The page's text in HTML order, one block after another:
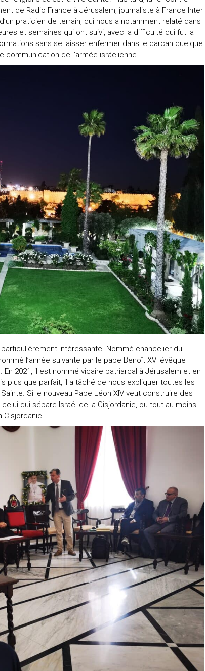
de Radio France à Jérusalem, journaliste à France Inter
praticien de terrain, qui nous a notamment relaté dans
et semaines qui ont suivi, avec la difficulté qui fut la
sans se laisser enfermer dans le carcan quelque
de l’armée isráelienne.
intéressante. Nommé chancelier du
l’année suivante par le pape Benoît XVI évêque
2021, il est nommé vicaire patriarcal à Jérusalem et en
plus que parfait, il a tâché de nous expliquer toutes les
Si le nouveau Pape Léon XIV veut construire des
qui sépare Israël de la Cisjordanie, ou tout au moins
Cisjordanie.